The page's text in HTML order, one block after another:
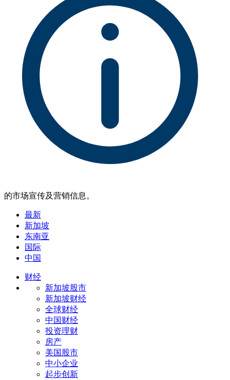
的市场宣传及营销信息。
最新
新加坡
东南亚
国际
中国
财经
新加坡股市
新加坡财经
全球财经
中国财经
投资理财
房产
美国股市
中小企业
起步创新